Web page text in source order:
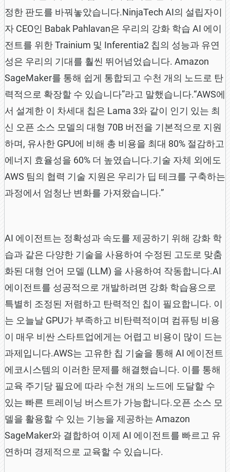
정한 판도를 바꿔놓았습니다.NinjaTech AI의 설립자이
자 CEO인 Babak Pahlavan은 우리의 강화 학습 AI 에이
전트를 위한 Trainium 및 Inferentia2 칩의 성능과 유연
성은 우리의 기대를 훨씬 뛰어넘었습니다. Amazon
SageMaker를 통해 쉽게 통합되고 수천 개의 노드로 탄
력적으로 확장할 수 있습니다”라고 말했습니다.“AWS에
서 설계한 이 차세대 칩은 Lama 3와 같이 인기 있는 최
신 오픈 소스 모델의 대형 70B 버전을 기본적으로 지원
하며, 유사한 GPU에 비해 총 비용을 최대 80% 절감하고
에너지 효율성을 60% 더 높였습니다.기술 자체 외에도
AWS 팀의 협력 기술 지원은 우리가 딥 테크를 구축하는
과정에서 엄청난 변화를 가져왔습니다.”
AI 에이전트는 정확성과 속도를 제공하기 위해 강화 학
습과 같은 다양한 기술을 사용하여 수정된 고도로 맞춤
화된 대형 언어 모델 (LLM) 을 사용하여 작동합니다.AI
에이전트를 성공적으로 개발하려면 강화 학습용으로
특별히 조정된 저렴하고 탄력적인 칩이 필요합니다. 이
는 오늘날 GPU가 부족하고 비탄력적이며 컴퓨팅 비용
이 매우 비싼 스타트업에게는 어렵고 비용이 많이 드는
과제입니다.AWS는 고유한 칩 기술을 통해 AI 에이전트
에코시스템의 이러한 문제를 해결했습니다. 이를 통해
교육 주기당 필요에 따라 수천 개의 노드에 도달할 수
있는 빠른 트레이닝 버스트가 가능합니다.오픈 소스 모
델을 활용할 수 있는 기능을 제공하는 Amazon
SageMaker와 결합하여 이제 AI 에이전트를 빠르고 유
연하며 경제적으로 교육할 수 있습니다.